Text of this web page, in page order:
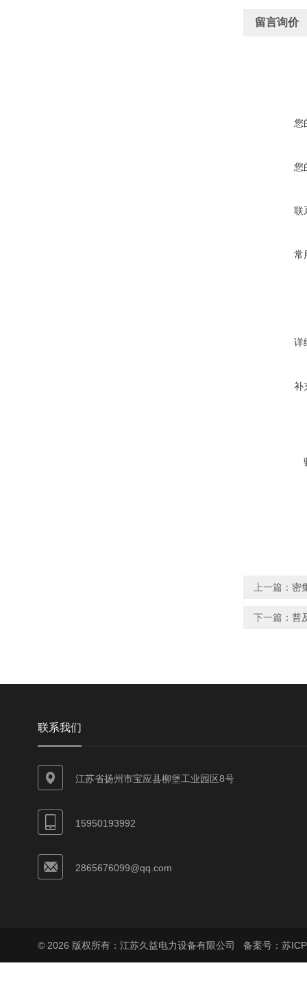
留言询价
您
您
联
常
详
补
上一篇： 密
下一篇： 普
联系我们
江苏省扬州市宝应县柳堡工业园区8号
15950193992
2865676099@qq.com
© 2026 版权所有：江苏久益电力设备有限公司 备案号：苏